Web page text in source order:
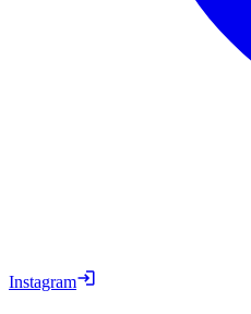
Instagram